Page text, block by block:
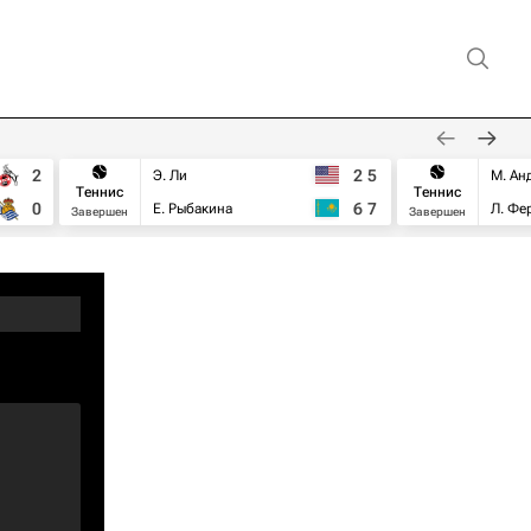
2
0
Теннис
Завершен
Э. Ли
Е. Рыбакина
2 5
6 7
Теннис
Завершен
М.
Л.